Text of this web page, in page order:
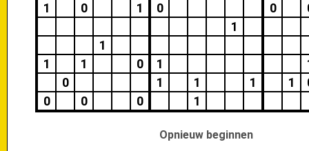
1
0 1 0 0
1
1
1
1 0 1
0
1 1 1 1
0
0 0 1
Opnieuw beginnen